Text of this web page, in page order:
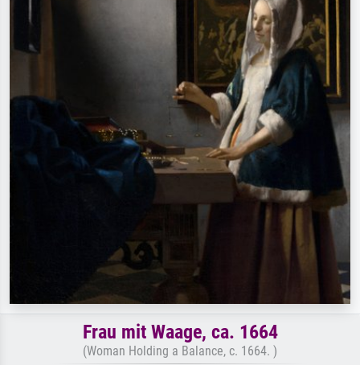
Frau mit Waage, ca. 1664
(Woman Holding a Balance, c. 1664. )